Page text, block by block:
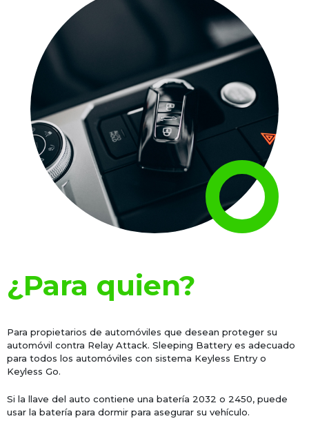
¿Para quien?
Para propietarios de automóviles que desean proteger su
automóvil contra Relay Attack. Sleeping Battery es adecuado
para todos los automóviles con sistema Keyless Entry o
Keyless Go.
Si la llave del auto contiene una batería 2032 o 2450, puede
usar la batería para dormir para asegurar su vehículo.